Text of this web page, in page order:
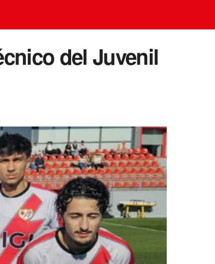
del Juvenil